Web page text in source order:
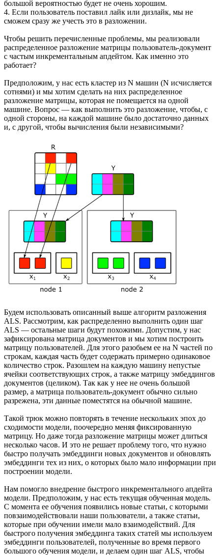
большой вероятностью будет не очень хорошим.
4. Если пользователь поставил лайк или дизлайк, мы не
сможем сразу же учесть это в разложении.
Чтобы решить перечисленные проблемы, мы реализовали
распределенное разложение матрицы пользователь-документ
с частым инкрементальным апдейтом. Как именно это
работает?
Предположим, у нас есть кластер из N машин (N исчисляется
сотнями) и мы хотим сделать на них распределенное
разложение матрицы, которая не помещается на одной
машине. Вопрос — как выполнить это разложение, чтобы, с
одной стороны, на каждой машине было достаточно данных
и, с другой, чтобы вычисления были независимыми?
Будем использовать описанный выше алгоритм разложения
ALS. Рассмотрим, как распределенно выполнить один шаг
ALS — остальные шаги будут похожими. Допустим, у нас
зафиксирована матрица документов и мы хотим построить
матрицу пользователей. Для этого разобьем ее на N частей по
строкам, каждая часть будет содержать примерно одинаковое
количество строк. Разошлем на каждую машину непустые
ячейки соответствующих строк, а также матрицу эмбеддингов
документов (целиком). Так как у нее не очень большой
размер, а матрица пользователь-документ обычно сильно
разрежена, эти данные поместятся на обычной машине.
Такой трюк можно повторять в течение нескольких эпох до
сходимости модели, поочередно меняя фиксированную
матрицу. Но даже тогда разложение матрицы может длиться
несколько часов. И это не решает проблему того, что нужно
быстро получать эмбеддинги новых документов и обновлять
эмбеддинги тех из них, о которых было мало информации при
построении модели.
Нам помогло внедрение быстрого инкрементального апдейта
модели. Предположим, у нас есть текущая обученная модель.
С момента ее обучения появились новые статьи, с которыми
повзаимодействовали наши пользователи, а также статьи,
которые при обучении имели мало взаимодействий. Для
быстрого получения эмбеддинга таких статей мы используем
эмбеддинги пользователей, полученные во время первого
большого обучения модели, и делаем один шаг ALS, чтобы